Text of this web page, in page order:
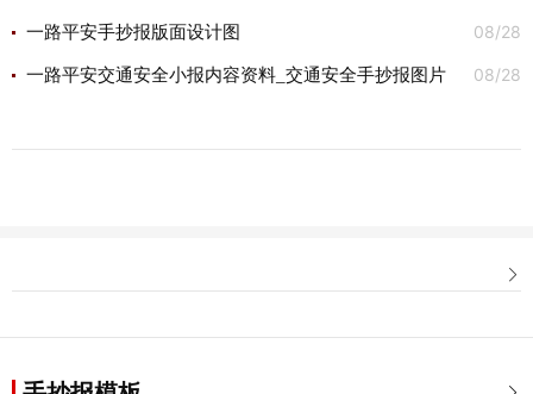
08/28
一路平安手抄报版面设计图
08/28
一路平安交通安全小报内容资料_交通安全手抄报图片
